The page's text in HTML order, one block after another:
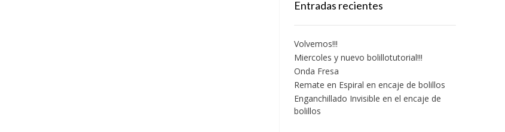
Entradas recientes
Volvemos!!!
Miercoles y nuevo bolillotutorial!!!
Onda Fresa
Remate en Espiral en encaje de bolillos
Enganchillado Invisible en el encaje de
bolillos